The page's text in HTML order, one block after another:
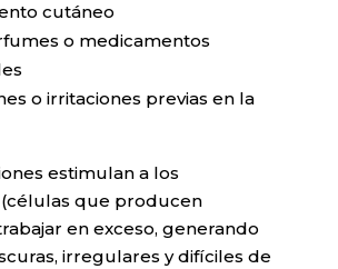
cutáneo
o medicamentos
o irritaciones previas en la
estimulan a los
que producen
en exceso, generando
irregulares y difíciles de